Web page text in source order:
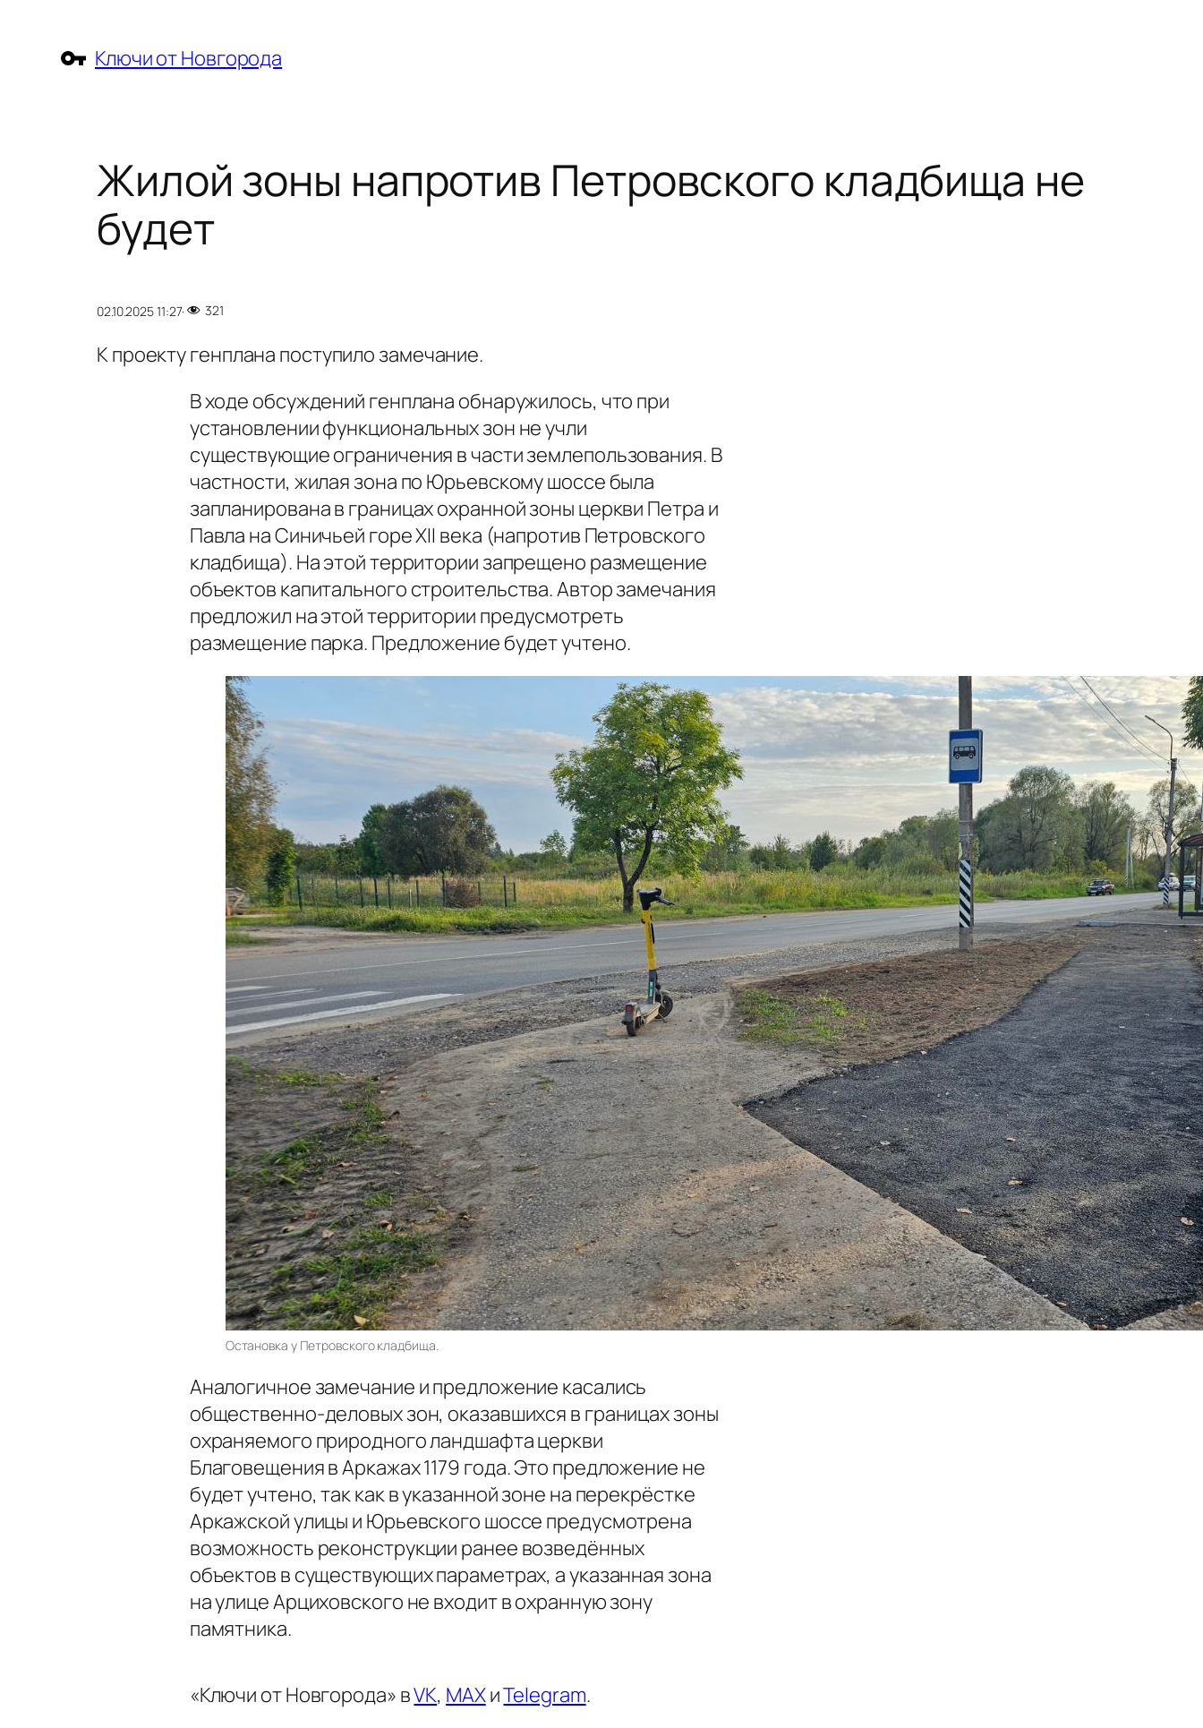
содержимому
Ключи от Новгорода
Жилой зоны напротив Петровского кладбища не
будет
02.10.2025 11:27· 321
К проекту генплана поступило замечание.
В ходе обсуждений генплана обнаружилось, что при
установлении функциональных зон не учли
существующие ограничения в части землепользования. В
частности, жилая зона по Юрьевскому шоссе была
запланирована в границах охранной зоны церкви Петра и
Павла на Синичьей горе XII века (напротив Петровского
кладбища). На этой территории запрещено размещение
объектов капитального строительства. Автор замечания
предложил на этой территории предусмотреть
размещение парка. Предложение будет учтено.
Остановка у Петровского кладбища.
Аналогичное замечание и предложение касались
общественно-деловых зон, оказавшихся в границах зоны
охраняемого природного ландшафта церкви
Благовещения в Аркажах 1179 года. Это предложение не
будет учтено, так как в указанной зоне на перекрёстке
Аркажской улицы и Юрьевского шоссе предусмотрена
возможность реконструкции ранее возведённых
объектов в существующих параметрах, а указанная зона
на улице Арциховского не входит в охранную зону
памятника.
«Ключи от Новгорода» вVK, MAXиTelegram.